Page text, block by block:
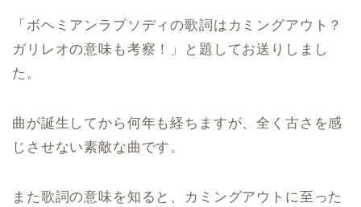
「ボヘミアンラプソディの歌詞はカミングアウト？
ガリレオの意味も考察！」と題してお送りしまし
た。
曲が誕生してから何年も経ちますが、全く古さを感
じさせない素敵な曲です。
また歌詞の意味を知ると、カミングアウトに至った